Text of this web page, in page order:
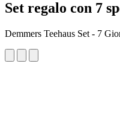
Set regalo con 7
Demmers Teehaus Set - 7